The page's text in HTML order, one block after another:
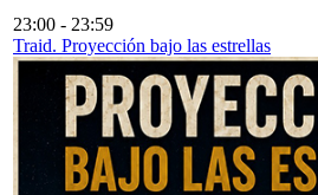
23:00 - 23:59
Traid. Proyección bajo las estrellas